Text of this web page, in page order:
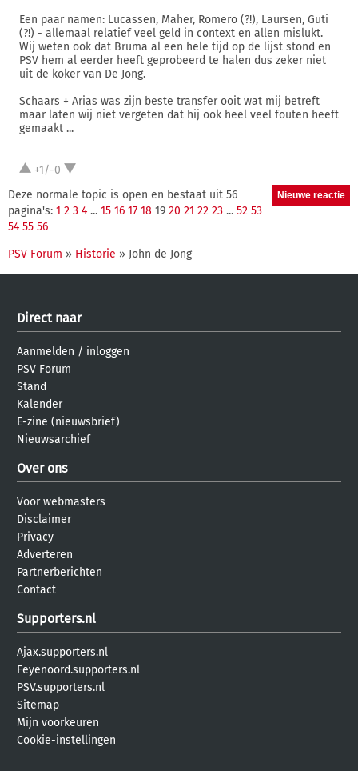
Een paar namen: Lucassen, Maher, Romero (?!), Laursen, Guti
(?!) - allemaal relatief veel geld in context en allen mislukt.
Wij weten ook dat Bruma al een hele tijd op de lijst stond en
PSV hem al eerder heeft geprobeerd te halen dus zeker niet
uit de koker van De Jong.
Schaars + Arias was zijn beste transfer ooit wat mij betreft
maar laten wij niet vergeten dat hij ook heel veel fouten heeft
gemaakt ...
+1/-0
Deze normale topic is open en bestaat uit 56
pagina's: 1 2 3 4 ... 15 16 17 18 19 20 21 22 23 ... 52 53
54 55 56
PSV Forum » Historie » John de Jong
Direct naar
Aanmelden / inloggen
PSV Forum
Stand
Kalender
E-zine (nieuwsbrief)
Nieuwsarchief
Over ons
Voor webmasters
Disclaimer
Privacy
Adverteren
Partnerberichten
Contact
Supporters.nl
Ajax.supporters.nl
Feyenoord.supporters.nl
PSV.supporters.nl
Sitemap
Mijn voorkeuren
Cookie-instellingen